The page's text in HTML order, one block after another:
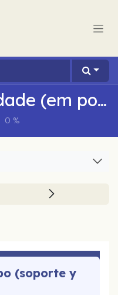
Poder e sinodalidade (em português)
0 %
(soporte y